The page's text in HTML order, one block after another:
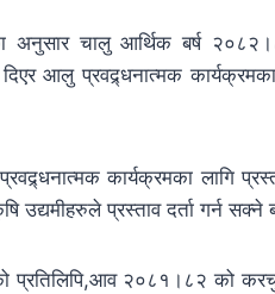
अनुसार चालु आर्थिक बर्ष
आलु प्रवद्र्धनात्मक कार्यक्रमका
कार्यक्रमका लागि
उद्यमीहरुले प्रस्ताव दर्ता गर्न सक्ने
प्रतिलिपि,आव २०८१।८२ को